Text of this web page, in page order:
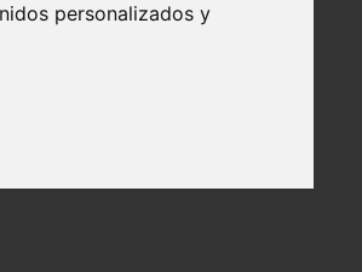
personalizados y